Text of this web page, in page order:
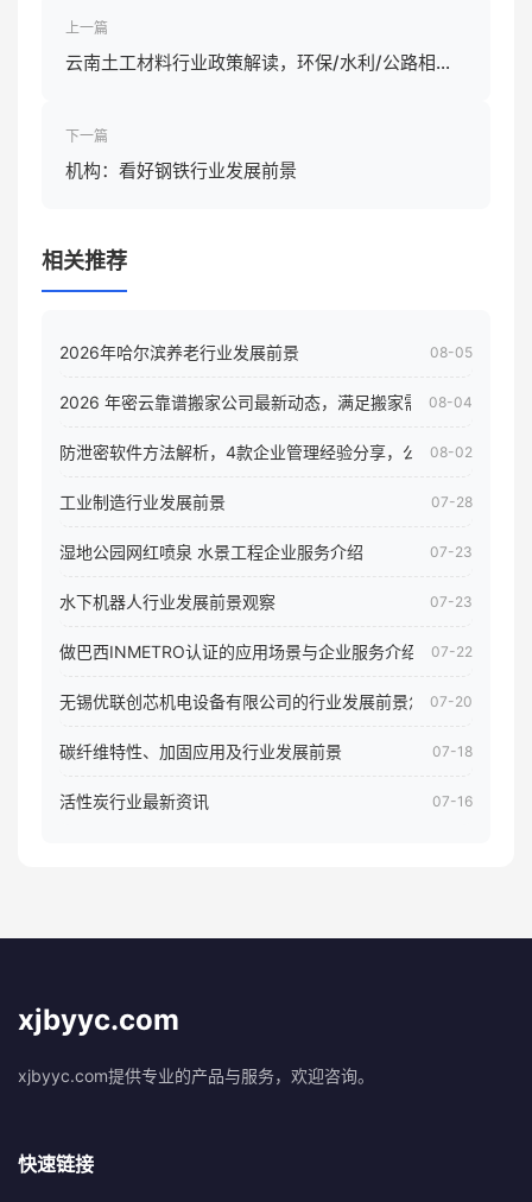
上一篇
云南土工材料行业政策解读，环保/水利/公路相关
下一篇
机构：看好钢铁行业发展前景
相关推荐
2026年哈尔滨养老行业发展前景 08-05
2026 年密云靠谱搬家公司最新动态，满足搬家需求！08-04
防泄密软件方法解析，4款企业管理经验分享，公司员工电脑核
08-02
工业制造行业发展前景 07-28
湿地公园网红喷泉 水景工程企业服务介绍 07-23
水下机器人行业发展前景观察 07-23
做巴西INMETRO认证的应用场景与企业服务介绍 07-22
无锡优联创芯机电设备有限公司的行业发展前景怎样07-20
碳纤维特性、加固应用及行业发展前景 07-18
活性炭行业最新资讯 07-16
xjbyyc.com
xjbyyc.com提供专业的产品与服务，欢迎咨询。
快速链接